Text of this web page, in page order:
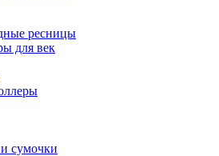
ресницы
для век
сумочки